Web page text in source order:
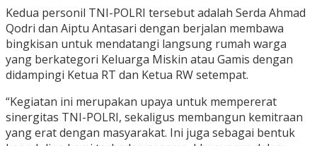
Kedua personil TNI-POLRI tersebut adalah Serda Ahmad
Qodri dan Aiptu Antasari dengan berjalan membawa
bingkisan untuk mendatangi langsung rumah warga
yang berkategori Keluarga Miskin atau Gamis dengan
didampingi Ketua RT dan Ketua RW setempat.
“Kegiatan ini merupakan upaya untuk mempererat
sinergitas TNI-POLRI, sekaligus membangun kemitraan
yang erat dengan masyarakat. Ini juga sebagai bentuk